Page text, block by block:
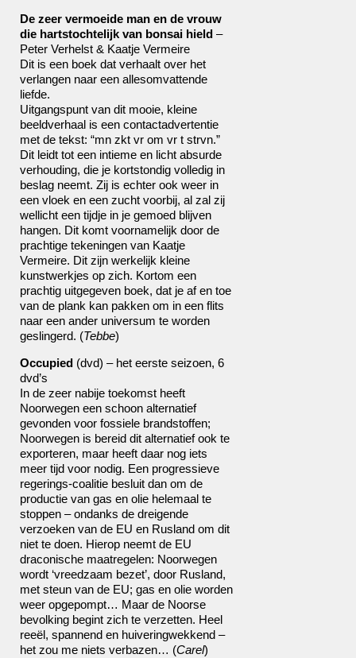
De zeer vermoeide man en de vrouw
die hartstochtelijk van bonsai hield –
Peter Verhelst & Kaatje Vermeire
Dit is een boek dat verhaalt over het
verlangen naar een allesomvattende
liefde.
Uitgangspunt van dit mooie, kleine
beeldverhaal is een contactadvertentie
met de tekst: “mn zkt vr om vr t strvn.”
Dit leidt tot een intieme en licht absurde
verhouding, die je kortstondig volledig in
beslag neemt. Zij is echter ook weer in
een vloek en een zucht voorbij, al zal zij
wellicht een tijdje in je gemoed blijven
hangen. Dit komt voornamelijk door de
prachtige tekeningen van Kaatje
Vermeire. Dit zijn werkelijk kleine
kunstwerkjes op zich. Kortom een
prachtig uitgegeven boek, dat je af en toe
van de plank kan pakken om in een flits
naar een ander universum te worden
geslingerd. (Tebbe)
Occupied (dvd) – het eerste seizoen, 6
dvd’s
In de zeer nabije toekomst heeft
Noorwegen een schoon alternatief
gevonden voor fossiele brandstoffen;
Noorwegen is bereid dit alternatief ook te
exporteren, maar heeft daar nog iets
meer tijd voor nodig. Een progressieve
regerings-coalitie besluit dan om de
productie van gas en olie helemaal te
stoppen – ondanks de dreigende
verzoeken van de EU en Rusland om dit
niet te doen. Hierop neemt de EU
draconische maatregelen: Noorwegen
wordt ‘vreedzaam bezet’, door Rusland,
met steun van de EU; gas en olie worden
weer opgepompt… Maar de Noorse
bevolking begint zich te verzetten. Heel
reeël, spannend en huiveringwekkend –
het zou me niets verbazen… (Carel)